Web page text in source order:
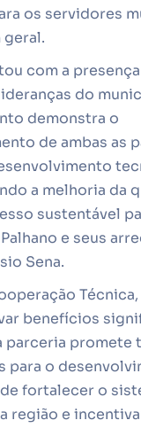
os servidores
geral.
com a
do
demonstra o
de ambas as
a melhoria da
sustentável
e seus
Sena.
benefícios
parceria promete
para o
de fortalecer o
região e